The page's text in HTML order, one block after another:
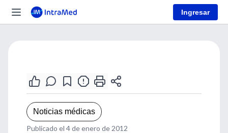
Ingresar
Noticias médicas
Publicado el 4 de enero de 2012